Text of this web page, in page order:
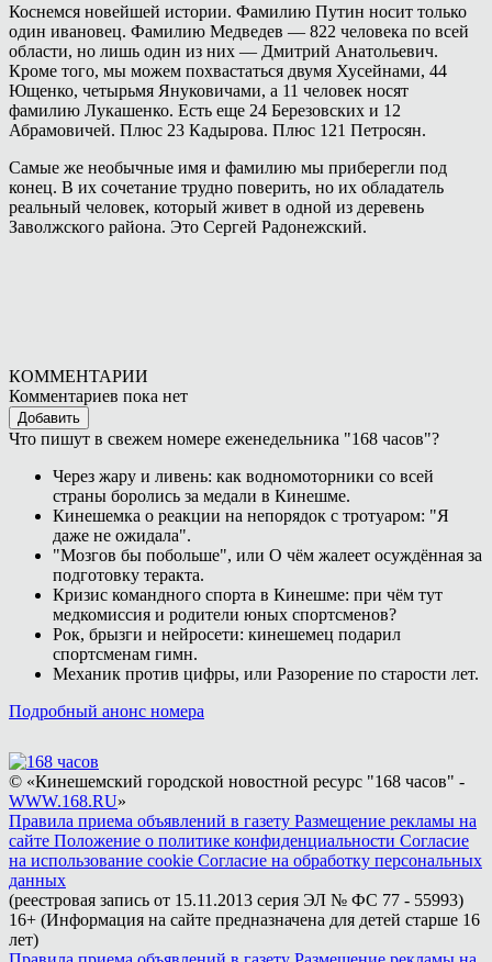
Коснемся новейшей истории. Фамилию Путин носит только
один ивановец. Фамилию Медведев — 822 человека по всей
области, но лишь один из них — Дмитрий Анатольевич.
Кроме того, мы можем похвастаться двумя Хусейнами, 44
Ющенко, четырьмя Януковичами, а 11 человек носят
фамилию Лукашенко. Есть еще 24 Березовских и 12
Абрамовичей. Плюс 23 Кадырова. Плюс 121 Петросян.
Самые же необычные имя и фамилию мы приберегли под
конец. В их сочетание трудно поверить, но их обладатель
реальный человек, который живет в одной из деревень
Заволжского района. Это Сергей Радонежский.
КОММЕНТАРИИ
Комментариев пока нет
Добавить
Что пишут в свежем номере еженедельника "168 часов"?
Через жару и ливень: как водномоторники со всей
страны боролись за медали в Кинешме.
Кинешемка о реакции на непорядок с тротуаром: "Я
даже не ожидала".
"Мозгов бы побольше", или О чём жалеет осуждённая за
подготовку теракта.
Кризис командного спорта в Кинешме: при чём тут
медкомиссия и родители юных спортсменов?
Рок, брызги и нейросети: кинешемец подарил
спортсменам гимн.
Механик против цифры, или Разорение по старости лет.
Подробный анонс номера
© «Кинешемский городской новостной ресурс "168 часов" -
WWW.168.RU»
Правила приема объявлений в газету Размещение рекламы на
сайте Положение о политике конфиденциальности Согласие
на использование cookie Согласие на обработку персональных
данных
(реестровая запись от 15.11.2013 серия ЭЛ № ФС 77 - 55993)
16+ (Информация на сайте предназначена для детей старше 16
лет)